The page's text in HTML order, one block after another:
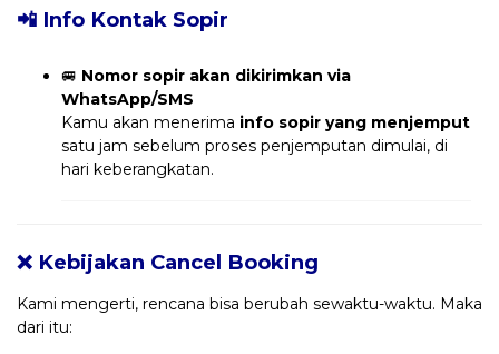
📲 Info Kontak Sopir
🚐 Nomor sopir akan dikirimkan via
WhatsApp/SMS
Kamu akan menerima info sopir yang menjemput
satu jam sebelum proses penjemputan dimulai, di
hari keberangkatan.
❌ Kebijakan Cancel Booking
Kami mengerti, rencana bisa berubah sewaktu-waktu. Maka
dari itu: